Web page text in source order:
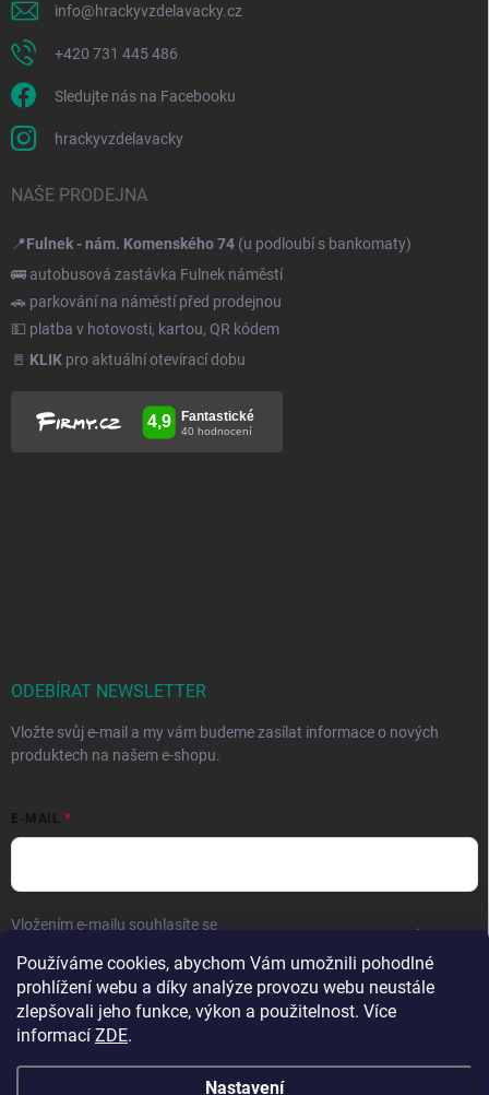
Používáme cookies, abychom Vám umožnili pohodlné
prohlížení webu a díky analýze provozu webu neustále
zlepšovali jeho funkce, výkon a použitelnost. Více
informací ZDE.
Nastavení
info@hrackyvzdelavacky.cz
+420 731 445 486
Sledujte nás na Facebooku
hrackyvzdelavacky
NAŠE PRODEJNA
📍Fulnek - nám. Komenského 74 (u podloubí s bankomaty)
🚌 autobusová zastávka Fulnek náměstí
🚗 parkování na náměstí před prodejnou
💵 platba v hotovosti, kartou, QR kódem
🚪 KLIK pro aktuální otevírací dobu
ODEBÍRAT NEWSLETTER
Vložte svůj e-mail a my vám budeme zasílat informace o nových
produktech na našem e-shopu.
E-MAIL
Vložením e-mailu souhlasíte se .
Přihlásit se